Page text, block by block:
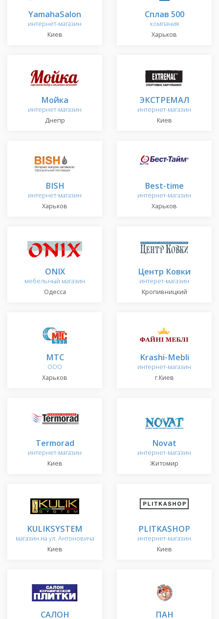
YamahaSalon
интернет-магазин
Киев
Сплав 500
компания
Харьков
Мойка
интернет-магазин
Днепр
ЭКСТРЕМАЛ
интернет-магазин
Киев
BISH
интернет-магазин
Харьков
Best-time
интернет-магазин
Харьков
ONIX
мебельный магазин
Одесса
Центр Ковки
интерет-магазин
Кропивницкий
МТС
ООО
Харьков
Krashi-Mebli
интернет-магазин
г.Киев
Termorad
интернет-магазин
Киев
Novat
интернет-магазин
Житомир
KULIKSYSTEM
магазин на ул. Антоновича
Киев
PLITKASHOP
интернет-магазин
Киев
САЛОН ПАН